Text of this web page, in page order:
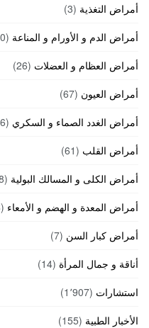
أمراض التغذية (3)
أمراض الدم و الأورام و المناعة (10)
أمراض العظام و العضلات (26)
أمراض العيون (67)
أمراض الغدد الصماء و السكري (6)
أمراض القلب (61)
أمراض الكلى و المسالك البولية (8)
أمراض المعدة و الهضم و الأمعاء (68)
أمراض كبار السن (7)
أناقة و جمال المرأة (14)
استشارات (1٬907)
الأخبار الطبية (155)